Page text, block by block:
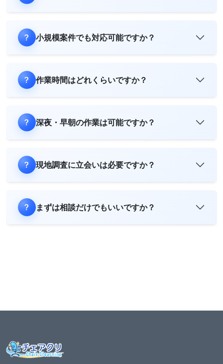
小規模案件でも対応可能ですか？
作業時間はどれくらいですか？
深夜・早朝の作業は可能ですか？
現地調査に立会いは必要ですか？
まずは相談だけでもいいですか？